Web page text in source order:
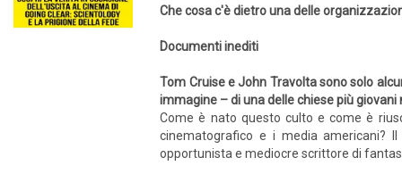
Che cosa c'è dietro una delle
Documenti inediti
Tom Cruise e John Travolta sono solo
immagine – di una delle chiese più
Come è nato questo culto e come è
cinematografico e i media americani?
opportunista e mediocre scrittore di